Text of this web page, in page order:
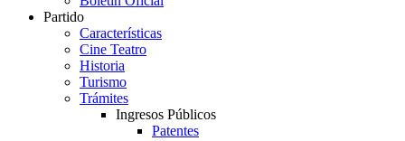
Partido
Características
Cine Teatro
Historia
Turismo
Trámites
Ingresos Públicos
Patentes